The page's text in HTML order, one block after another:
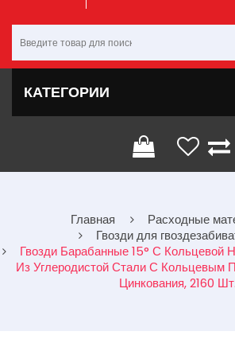
КАТЕГОРИИ
Главная
Расходные
Гвозди для
Гвозди Барабанные 15° С Кольцевой
Из Углеродистой Стали С Кольцевым
Цинкования, 2160 Шт.